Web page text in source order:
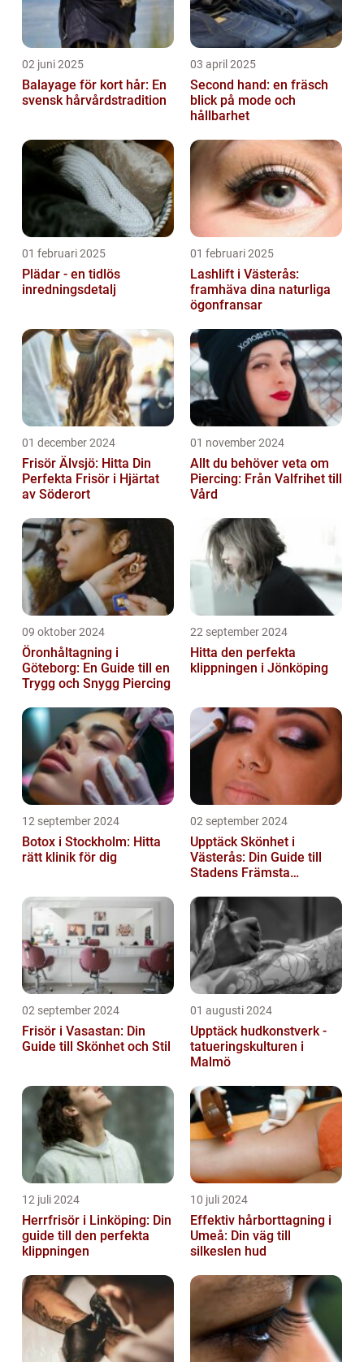
02 juni 2025
Balayage för kort hår: En
svensk hårvårdstradition
03 april 2025
Second hand: en fräsch
blick på mode och
hållbarhet
01 februari 2025
Plädar - en tidlös
inredningsdetalj
01 februari 2025
Lashlift i Västerås:
framhäva dina naturliga
ögonfransar
01 december 2024
Frisör Älvsjö: Hitta Din
Perfekta Frisör i Hjärtat
av Söderort
01 november 2024
Allt du behöver veta om
Piercing: Från Valfrihet till
Vård
09 oktober 2024
Öronhåltagning i
Göteborg: En Guide till en
Trygg och Snygg Piercing
22 september 2024
Hitta den perfekta
klippningen i Jönköping
12 september 2024
Botox i Stockholm: Hitta
rätt klinik för dig
02 september 2024
Upptäck Skönhet i
Västerås: Din Guide till
Stadens Främsta
02 september 2024
Frisör i Vasastan: Din
Guide till Skönhet och Stil
01 augusti 2024
Upptäck hudkonstverk -
tatueringskulturen i
Malmö
12 juli 2024
Herrfrisör i Linköping: Din
guide till den perfekta
klippningen
10 juli 2024
Effektiv hårborttagning i
Umeå: Din väg till
silkeslen hud